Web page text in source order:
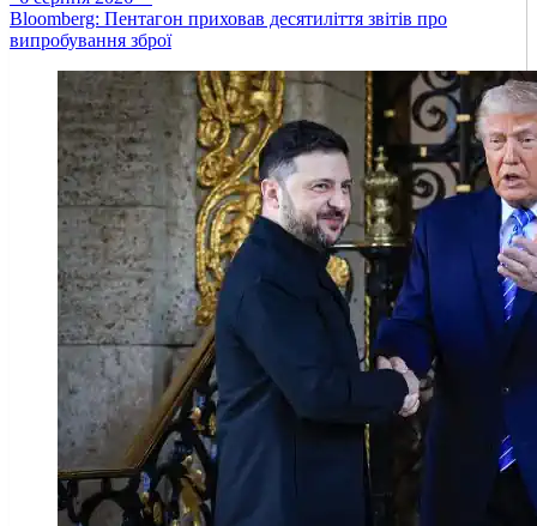
Bloomberg: Пентагон приховав десятиліття звітів про
випробування зброї